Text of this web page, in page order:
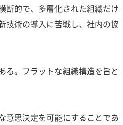
断的で、多層化された組織だけ
技術の導入に苦戦し、社内の協
。フラットな組織構造を旨と
意思決定を可能にすることであ